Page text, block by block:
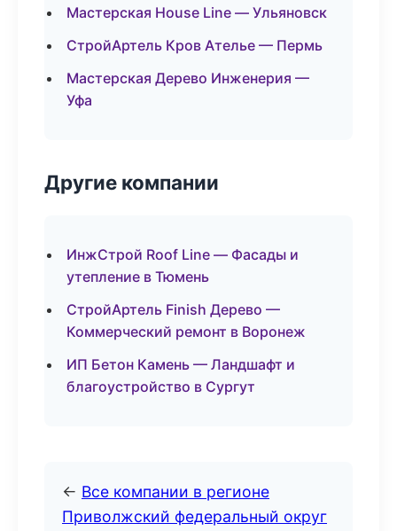
Мастерская House Line — Ульяновск
СтройАртель Кров Ателье — Пермь
Мастерская Дерево Инженерия —
Уфа
Другие компании
ИнжСтрой Roof Line — Фасады и
утепление в Тюмень
СтройАртель Finish Дерево —
Коммерческий ремонт в Воронеж
ИП Бетон Камень — Ландшафт и
благоустройство в Сургут
← Все компании в регионе
Приволжский федеральный округ